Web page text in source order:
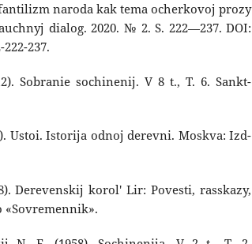
naroda kak tema ocherkovoj prozy
dialog. 2020. № 2. S. 222—237. DOI:
222-237.
Sobranie sochinenij. V 8 t., T. 6. Sankt-
Ustoi. Istorija odnoj derevni. Moskva: Izd-
Derevenskij korol' Lir: Povesti, rasskazy,